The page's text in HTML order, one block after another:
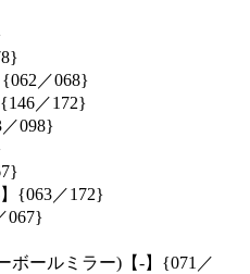
／068}
／172}
098}
{063／172}
067}
ボールミラー)【-】{071／